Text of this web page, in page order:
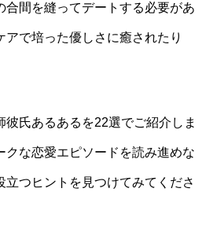
合間を縫ってデートする必要があ
アで培った優しさに癒されたり
彼氏あるあるを22選でご紹介しま
クな恋愛エピソードを読み進めな
立つヒントを見つけてみてくださ